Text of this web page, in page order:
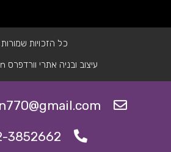
כל הזכויות שמורות
עיצוב ובניה אתרי וורדפרס Odesign
3852662